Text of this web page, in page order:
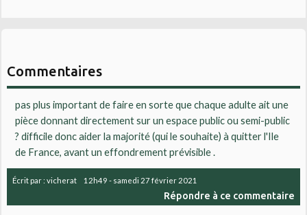
Commentaires
pas plus important de faire en sorte que chaque adulte ait une
pièce donnant directement sur un espace public ou semi-public
? difficile donc aider la majorité (qui le souhaite) à quitter l'Ile
de France, avant un effondrement prévisible .
Écrit par :vicherat 12h49 - samedi 27février 2021
Répondre à ce commentaire